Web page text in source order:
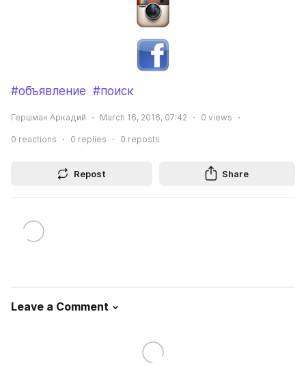
#объявление #поиск
Гершман Аркадий March 16, 2016, 07:42 0 views
0 reactions 0 replies 0 reposts
Repost Share
Leave a Comment